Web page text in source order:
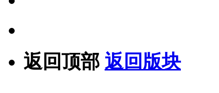
返回顶部 返回版块